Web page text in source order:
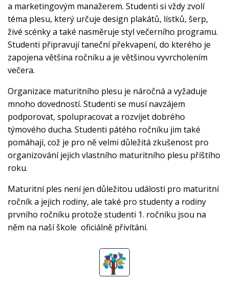
a marketingovým manažerem. Studenti si vždy zvolí
téma plesu, který určuje design plakátů, lístků, šerp,
živé scénky a také nasměruje styl večerního programu.
Studenti připravují taneční překvapení, do kterého je
zapojena většina ročníku a je většinou vyvrcholením
večera.
Organizace maturitního plesu je náročná a vyžaduje
mnoho dovedností. Studenti se musí navzájem
podporovat, spolupracovat a rozvíjet dobrého
týmového ducha. Studenti pátého ročníku jim také
pomáhají, což je pro ně velmi důležitá zkušenost pro
organizování jejich vlastního maturitního plesu příštího
roku.
Maturitní ples není jen důležitou událostí pro maturitní
ročník a jejich rodiny, ale také pro studenty a rodiny
prvního ročníku protože studenti 1. ročníku jsou na
něm na naší škole oficiálně přivítáni.